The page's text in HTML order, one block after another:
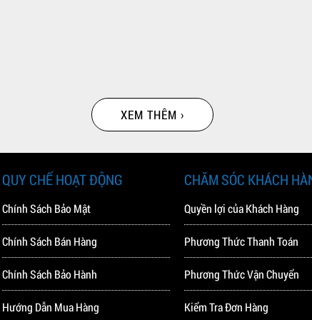
XEM THÊM ›
QUY CHẾ HOẠT ĐỘNG
Chính Sách Bảo Mật
Chính Sách Bán Hàng
Chính Sách Bảo Hành
Hướng Dẫn Mua Hàng
CHĂM SÓC KHÁCH
Quyền lợi của Khách Hàng
Phương Thức Thanh Toán
Phương Thức Vận Chuyển
Kiểm Tra Đơn Hàng